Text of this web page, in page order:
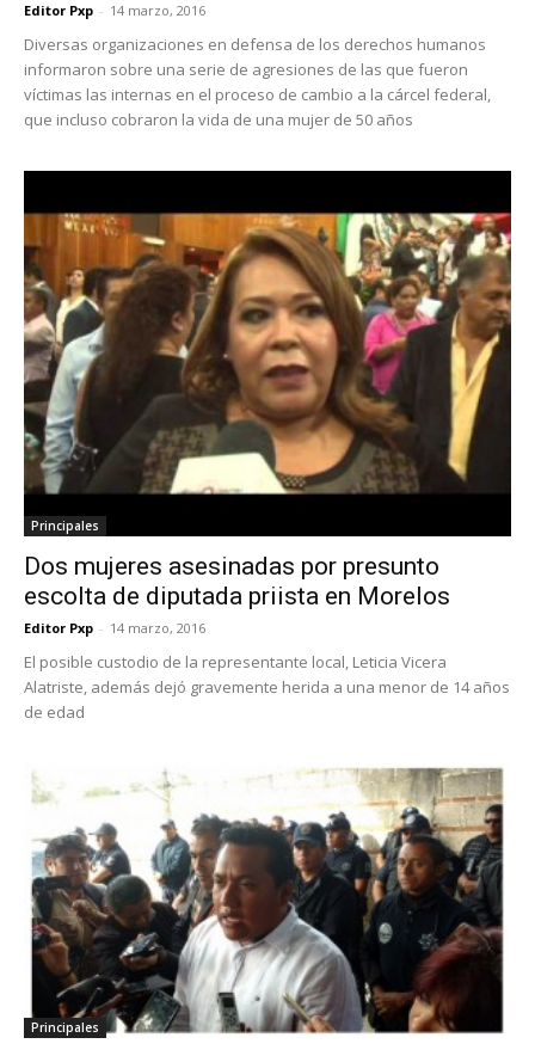
Editor Pxp - 14 marzo, 2016
Diversas organizaciones en defensa de los derechos humanos
informaron sobre una serie de agresiones de las que fueron
víctimas las internas en el proceso de cambio a la cárcel federal,
que incluso cobraron la vida de una mujer de 50 años
Principales
Dos mujeres asesinadas por presunto
escolta de diputada priista en Morelos
Editor Pxp - 14 marzo, 2016
El posible custodio de la representante local, Leticia Vicera
Alatriste, además dejó gravemente herida a una menor de 14 años
de edad
Principales